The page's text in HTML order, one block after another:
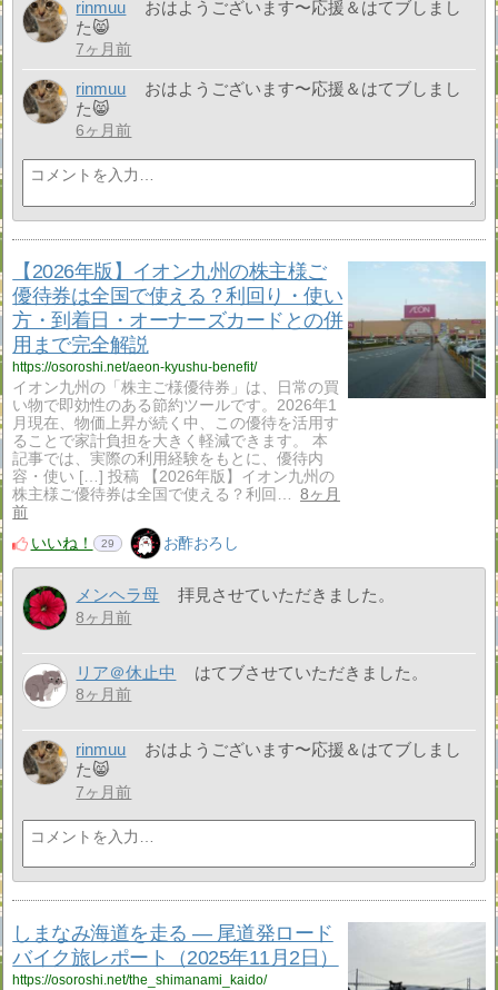
rinmuu
おはようございます〜応援＆はてブしまし
た😸
7ヶ月前
rinmuu
おはようございます〜応援＆はてブしまし
た😸
6ヶ月前
【2026年版】イオン九州の株主様ご
優待券は全国で使える？利回り・使い
方・到着日・オーナーズカードとの併
用まで完全解説
https://osoroshi.net/aeon-kyushu-benefit/
イオン九州の「株主ご様優待券」は、日常の買
い物で即効性のある節約ツールです。2026年1
月現在、物価上昇が続く中、この優待を活用す
ることで家計負担を大きく軽減できます。 本
記事では、実際の利用経験をもとに、優待内
容・使い […] 投稿 【2026年版】イオン九州の
株主様ご優待券は全国で使える？利回…
8ヶ月
前
いいね！
29 お酢おろし
メンヘラ母 拝見させていただきました。
8ヶ月前
リア＠休止中 はてブさせていただきました。
8ヶ月前
rinmuu
おはようございます〜応援＆はてブしまし
た😸
7ヶ月前
しまなみ海道を走る — 尾道発ロード
バイク旅レポート（2025年11月2日）
https://osoroshi.net/the_shimanami_kaido/